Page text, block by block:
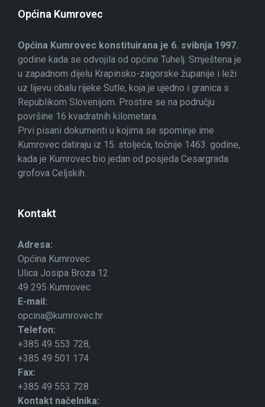
Općina Kumrovec
Općina Kumrovec konstituirana je 6. svibnja 1997.
godine kada se odvojila od općine Tuhelj. Smještena je
u zapadnom dijelu Krapinsko-zagorske županije i leži
uz lijevu obalu rijeke Sutle, koja je ujedno i granica s
Republikom Slovenijom. Prostire se na području
površine 16 kvadratnih kilometara.
Prvi pisani dokumenti u kojima se spominje ime
Kumrovec datiraju iz 15. stoljeća, točnije 1463. godine,
kada je Kumrovec bio jedan od posjeda Cesargrada
grofova Celjskih.
Kontakt
Adresa:
Općina Kumrovec
Ulica Josipa Broza 12
49 295 Kumrovec
E-mail:
opcina@kumrovec.hr
Telefon:
+385 49 553 728,
+385 49 501 174
Fax:
+385 49 553 728
Kontakt načelnika: